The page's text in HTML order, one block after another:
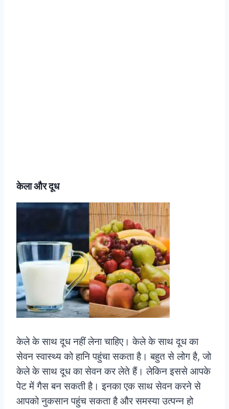
केला और दूध
केले के साथ दूध नहीं लेना चाहिए। केले के साथ दूध का
सेवन स्वास्थ्य को हानि पहुंचा सकता है। बहुत से लोग है, जो
केले के साथ दूध का सेवन कर लेते हैं। लेकिन इससे आपके
पेट में गैस बन सकती है। इनका एक साथ सेवन करने से
आपको नुकसान पहुंच सकता है और समस्या उत्पन्न हो